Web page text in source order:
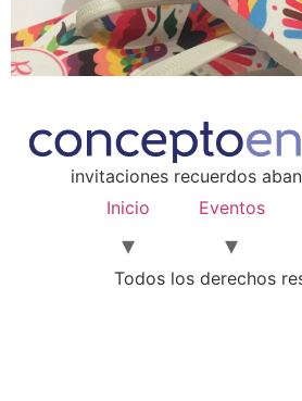
invitaciones recuerdos
Inicio
Eventos
Todos los derechos